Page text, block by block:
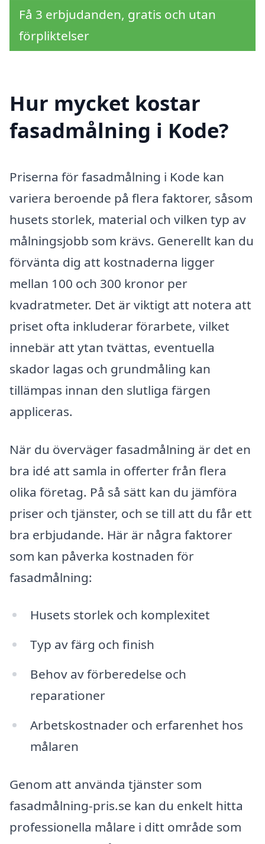
Få 3 erbjudanden, gratis och utan
förpliktelser
Hur mycket kostar
fasadmålning i Kode?
Priserna för fasadmålning i Kode kan
variera beroende på flera faktorer, såsom
husets storlek, material och vilken typ av
målningsjobb som krävs. Generellt kan du
förvänta dig att kostnaderna ligger
mellan 100 och 300 kronor per
kvadratmeter. Det är viktigt att notera att
priset ofta inkluderar förarbete, vilket
innebär att ytan tvättas, eventuella
skador lagas och grundmåling kan
tillämpas innan den slutliga färgen
appliceras.
När du överväger fasadmålning är det en
bra idé att samla in offerter från flera
olika företag. På så sätt kan du jämföra
priser och tjänster, och se till att du får ett
bra erbjudande. Här är några faktorer
som kan påverka kostnaden för
fasadmålning:
Husets storlek och komplexitet
Typ av färg och finish
Behov av förberedelse och
reparationer
Arbetskostnader och erfarenhet hos
målaren
Genom att använda tjänster som
fasadmålning-pris.se kan du enkelt hitta
professionella målare i ditt område som